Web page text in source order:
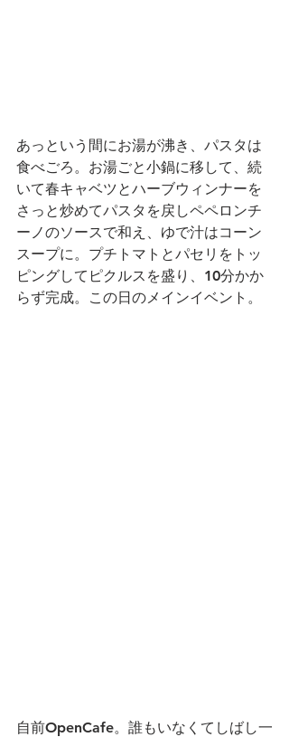
あっという間にお湯が沸き、パスタは
食べごろ。お湯ごと小鍋に移して、続
いて春キャベツとハーブウィンナーを
さっと炒めてパスタを戻しペペロンチ
ーノのソースで和え、ゆで汁はコーン
スープに。プチトマトとパセリをトッ
ピングしてピクルスを盛り、10分かか
らず完成。この日のメインイベント。
自前OpenCafe。誰もいなくてしばし一